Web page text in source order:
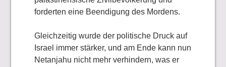
forderten eine Beendigung des Mordens.
Gleichzeitig wurde der politische Druck auf
Israel immer stärker, und am Ende kann nun
Netanjahu nicht mehr verhindern, was er